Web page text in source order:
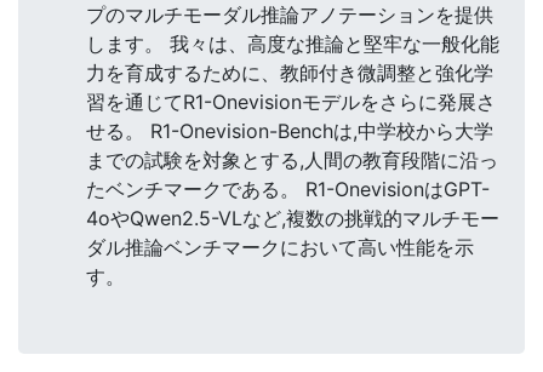
プのマルチモーダル推論アノテーションを提供
します。 我々は、高度な推論と堅牢な一般化能
力を育成するために、教師付き微調整と強化学
習を通じてR1-Onevisionモデルをさらに発展さ
せる。 R1-Onevision-Benchは,中学校から大学
までの試験を対象とする,人間の教育段階に沿っ
たベンチマークである。 R1-OnevisionはGPT-
4oやQwen2.5-VLなど,複数の挑戦的マルチモー
ダル推論ベンチマークにおいて高い性能を示
す。